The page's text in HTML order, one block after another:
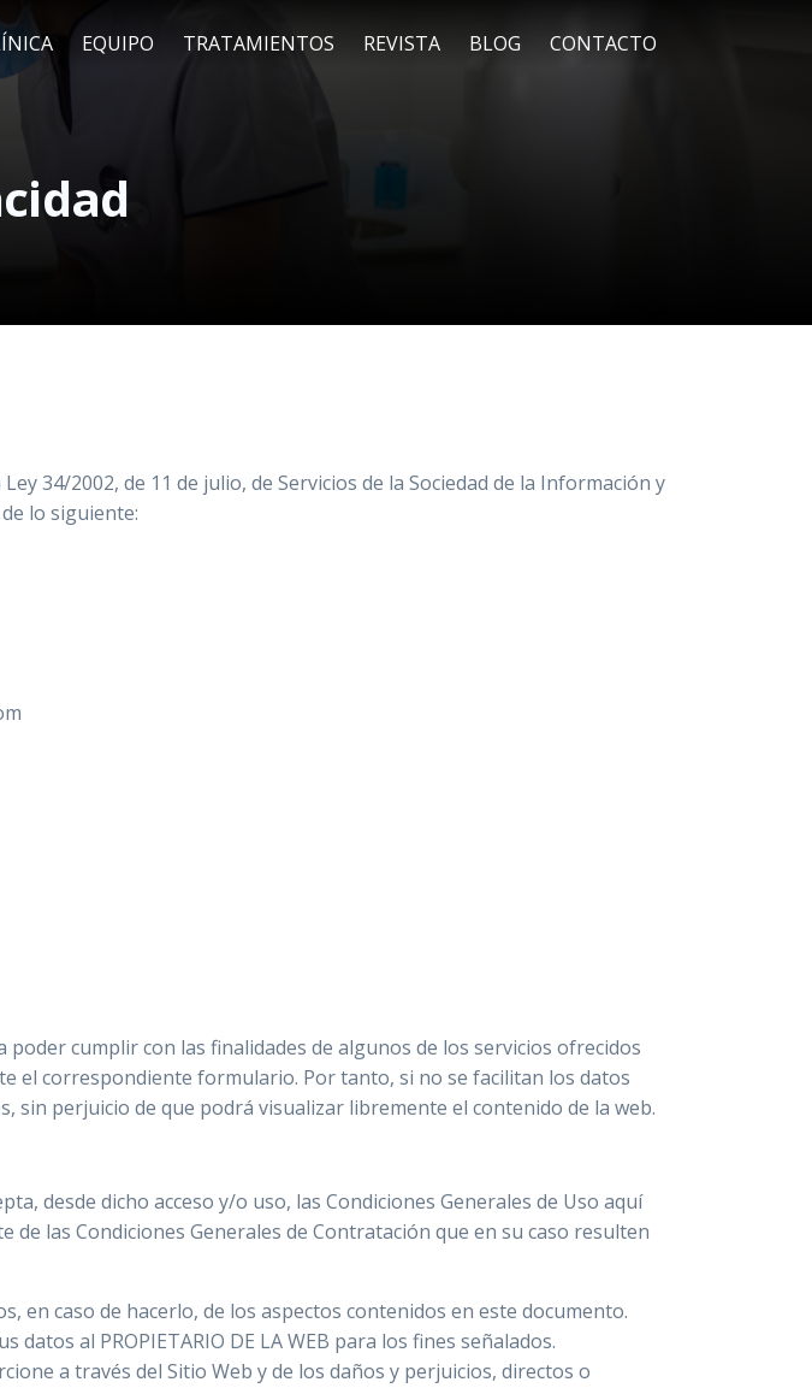
EQUIPO TRATAMIENTOS REVISTA BLOG CONTACTO
34/2002, de 11 de julio, de Servicios de la Sociedad de la Información y
de lo siguiente:
cumplir con las finalidades de algunos de los servicios ofrecidos
el correspondiente formulario. Por tanto, si no se facilitan los datos
sin perjuicio de que podrá visualizar libremente el contenido de la web.
desde dicho acceso y/o uso, las Condiciones Generales de Uso aquí
las Condiciones Generales de Contratación que en su caso resulten
en caso de hacerlo, de los aspectos contenidos en este documento.
al PROPIETARIO DE LA WEB para los fines señalados.
a través del Sitio Web y de los daños y perjuicios, directos o